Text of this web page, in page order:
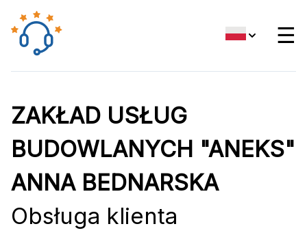
☰
ZAKŁAD USŁUG
BUDOWLANYCH "ANEKS"
ANNA BEDNARSKA
Obsługa klienta